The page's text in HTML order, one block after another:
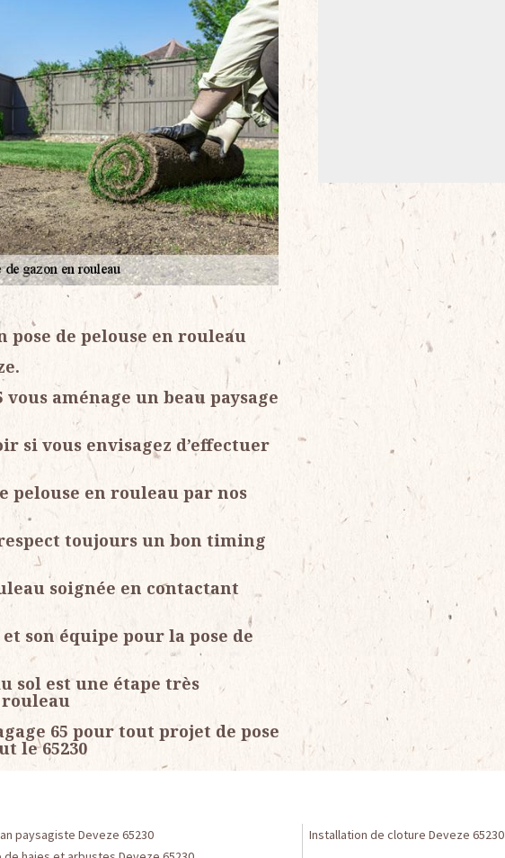
de pelouse en rouleau
aménage un beau paysage
si vous envisagez d’effectuer
pelouse en rouleau par nos
toujours un bon timing
soignée en contactant
son équipe pour la pose de
sol est une étape très
65 pour tout projet de pose
le 65230
paysagiste Deveze 65230
Installation de cloture Deveze 65230